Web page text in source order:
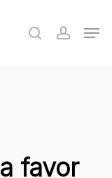
search
favor